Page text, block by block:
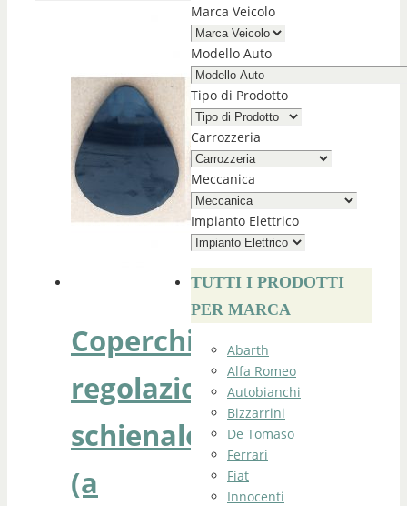
Coperchio
regolazione
schienale
(a
Marca Veicolo
Modello Auto
Tipo di Prodotto
Carrozzeria
Meccanica
Impianto Elettrico
TUTTI I PRODOTTI
PER MARCA
Abarth
Alfa Romeo
Autobianchi
Bizzarrini
De Tomaso
Ferrari
Fiat
Innocenti